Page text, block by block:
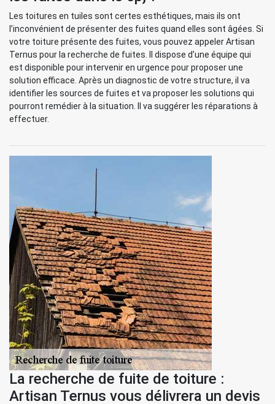
Les toitures en tuiles sont certes esthétiques, mais ils ont
l’inconvénient de présenter des fuites quand elles sont âgées. Si
votre toiture présente des fuites, vous pouvez appeler Artisan
Ternus pour la recherche de fuites. Il dispose d’une équipe qui
est disponible pour intervenir en urgence pour proposer une
solution efficace. Après un diagnostic de votre structure, il va
identifier les sources de fuites et va proposer les solutions qui
pourront remédier à la situation. Il va suggérer les réparations à
effectuer.
La recherche de fuite de toiture :
Artisan Ternus vous délivrera un devis